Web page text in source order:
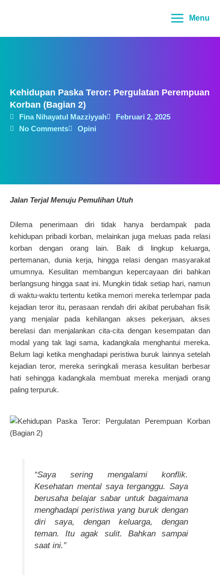
Menu
Kehidupan Paska Teror: Pergulatan Perempuan
Korban (Bagian 2)
Fina Nihayatul Mazziyyah
Februari 2, 2025
No Comments
Opini
Jalan Terjal Menuju Pemulihan Utuh
Dilema penerimaan diri tidak hanya berdampak pada
kehidupan pribadi korban, melainkan juga meluas pada relasi
korban dengan orang lain. Baik di lingkup keluarga,
pertemanan, dunia kerja, hingga relasi dengan masyarakat
umumnya. Kesulitan membangun kepercayaan diri bahkan
berlangsung hingga saat ini. Mungkin tidak setiap hari, namun
di waktu-waktu tertentu ketika memori mereka terlempar pada
kejadian teror itu, perasaan rendah diri akibat perubahan fisik
yang menjalar pada kehilangan akses pekerjaan, akses
berelasi dan menjalankan cita-cita dengan kesempatan dan
modal yang tak lagi sama, kadangkala menghantui mereka.
Belum lagi ketika menghadapi peristiwa buruk lainnya setelah
kejadian teror, mereka seringkali merasa kesulitan berbesar
hati sehingga kadangkala membuat mereka menjadi orang
paling terpuruk.
“Saya sering mengalami konflik.
Kesehatan mental saya terganggu. Saya
berusaha belajar sabar untuk bagaimana
menghadapi peristiwa yang buruk dengan
diri saya, dengan keluarga, dengan
teman. Itu agak sulit. Bahkan sampai
saat ini.”